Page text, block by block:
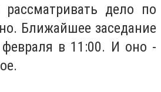
дело по
Ближайшее заседание
в 11:00. И оно -